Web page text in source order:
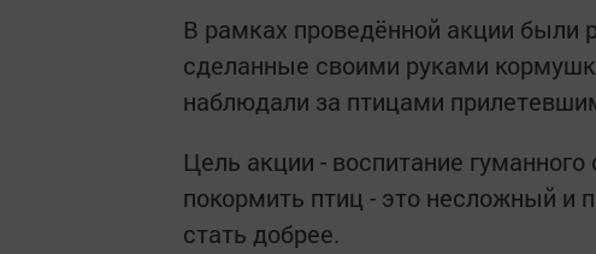
В рамках проведённой акции были
сделанные своими руками
наблюдали за птицами
Цель акции - воспитание
покормить птиц - это несложный и
стать добрее.